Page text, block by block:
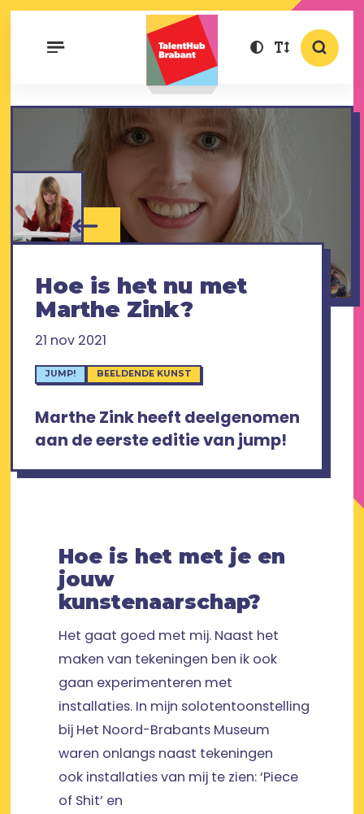
Hoe is het nu met
Marthe Zink?
21 nov 2021
JUMP! BEELDENDE KUNST
Marthe Zink heeft deelgenomen
aan de eerste editie van jump!
Hoe is het met je en
jouw
kunstenaarschap?
Het gaat goed met mij. Naast het
maken van tekeningen ben ik ook
gaan experimenteren met
installaties. In mijn solotentoonstelling
bij Het Noord-Brabants Museum
waren onlangs naast tekeningen
ook installaties van mij te zien: ‘Piece
of Shit’ en